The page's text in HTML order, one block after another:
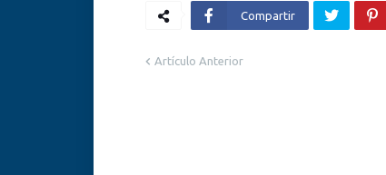
Compartir
Artículo Anterior